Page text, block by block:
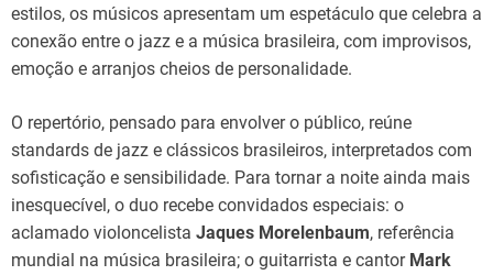
estilos, os músicos apresentam um espetáculo que celebra a
conexão entre o jazz e a música brasileira, com improvisos,
emoção e arranjos cheios de personalidade.
O repertório, pensado para envolver o público, reúne
standards de jazz e clássicos brasileiros, interpretados com
sofisticação e sensibilidade. Para tornar a noite ainda mais
inesquecível, o duo recebe convidados especiais: o
aclamado violoncelista Jaques Morelenbaum, referência
mundial na música brasileira; o guitarrista e cantor Mark